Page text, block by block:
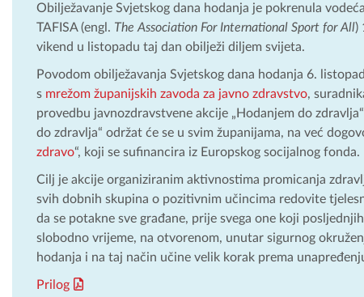
Obilježavanje Svjetskog dana hodanja je pokrenula
TAFISA (engl. The Association For International Sport for All)
vikend u listopadu taj dan obilježi diljem svijeta.
Povodom obilježavanja Svjetskog dana hodanja 6.
s mrežom županijskih zavoda za javno zdravstvo,
provedbu javnozdravstvene akcije „Hodanjem do
do zdravlja“ održat će se u svim županijama, na već
zdravo“, koji se sufinancira iz Europskog socijalnog fonda.
Cilj je akcije organiziranim aktivnostima promicanja
svih dobnih skupina o pozitivnim učincima redovite
da se potakne sve građane, prije svega one koji
slobodno vrijeme, na otvorenom, unutar sigurnog
hodanja i na taj način učine velik korak prema
Prilog